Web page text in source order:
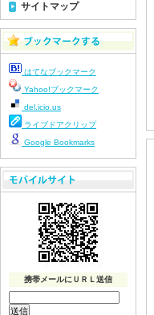
サイトマップ
はてなブックマーク
Yahoo!ブックマーク
del.icio.us
ライブドアクリップ
Google Bookmarks
携帯メールにＵＲＬ送信